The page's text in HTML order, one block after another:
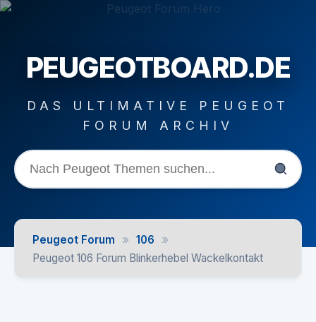
PEUGEOTBOARD.DE
DAS ULTIMATIVE PEUGEOT
FORUM ARCHIV
Peugeot Forum » 106 »
Peugeot 106 Forum Blinkerhebel Wackelkontakt